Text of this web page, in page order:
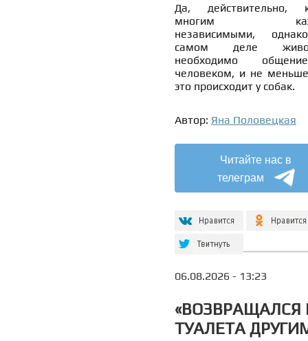
Да, действительно,
многим
независимыми,
самом деле
необходимо
человеком, и не
это происходит у собак.
Автор: Яна Половецкая
Читайте нас в
телеграм
06.08.2026 - 13:23
«ВОЗВРАЩАЛСЯ
ТУАЛЕТА